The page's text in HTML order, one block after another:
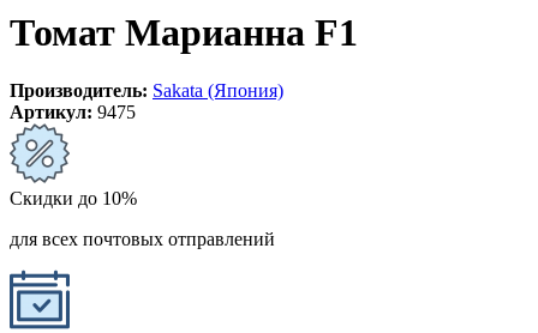
Томат Марианна F1
Производитель: Sakata (Япония)
Артикул: 9475
Скидки до 10%
для всех почтовых отправлений